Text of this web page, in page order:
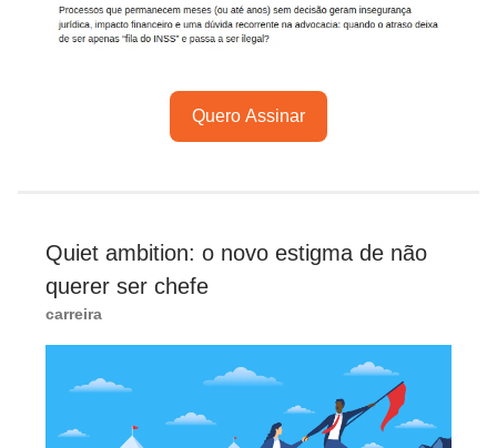
Quero Assinar
Quiet ambition: o novo estigma de não
querer ser chefe
carreira